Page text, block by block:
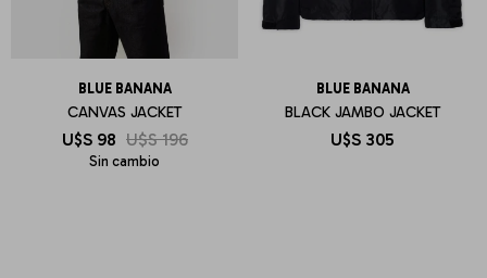
BLUE BANANA
CANVAS JACKET
U$S 98 U$S 196
Sin cambio
BLUE BANANA
BLACK JAMBO JACKET
U$S 305